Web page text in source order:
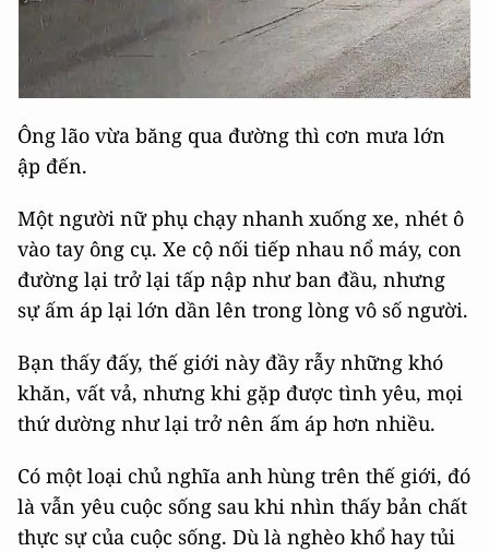
Ông lão vừa băng qua đường thì cơn mưa lớn
ập đến.
Một người nữ phụ chạy nhanh xuống xe, nhét ô
vào tay ông cụ. Xe cộ nối tiếp nhau nổ máy, con
đường lại trở lại tấp nập như ban đầu, nhưng
sự ấm áp lại lớn dần lên trong lòng vô số người.
Bạn thấy đấy, thế giới này đầy rẫy những khó
khăn, vất vả, nhưng khi gặp được tình yêu, mọi
thứ dường như lại trở nên ấm áp hơn nhiều.
Có một loại chủ nghĩa anh hùng trên thế giới, đó
là vẫn yêu cuộc sống sau khi nhìn thấy bản chất
thực sự của cuộc sống. Dù là nghèo khổ hay tủi